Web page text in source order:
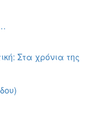
Στα χρόνια της